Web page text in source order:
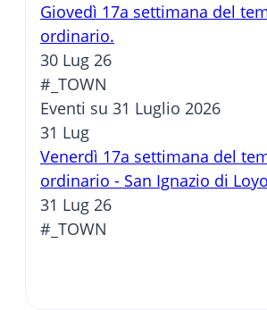
Giovedì 17a settimana del
ordinario.
30 Lug 26
#_TOWN
Eventi su 31 Luglio 2026
31 Lug
Venerdì 17a settimana del
ordinario - San Ignazio di
31 Lug 26
#_TOWN